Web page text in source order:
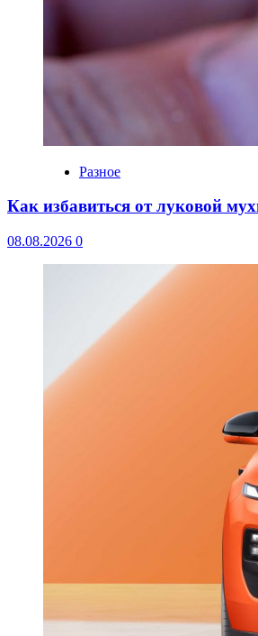
Разное
Как избавиться от луковой
08.08.2026 0